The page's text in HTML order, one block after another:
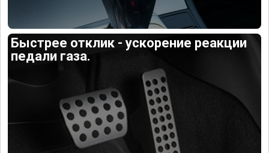
Быстрее отклик - ускорение реакции
педали газа.